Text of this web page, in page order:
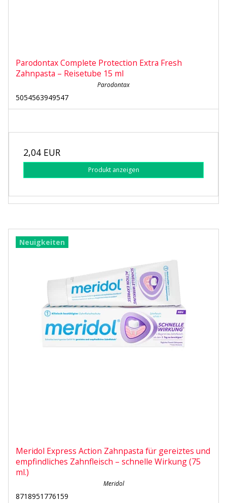
Parodontax Complete Protection Extra Fresh
Zahnpasta – Reisetube 15 ml
Parodontax
5054563949547
2,04 EUR
Produkt anzeigen
Neuigkeiten
Meridol Express Action Zahnpasta für gereiztes und
empfindliches Zahnfleisch – schnelle Wirkung (75
ml.)
Meridol
8718951776159